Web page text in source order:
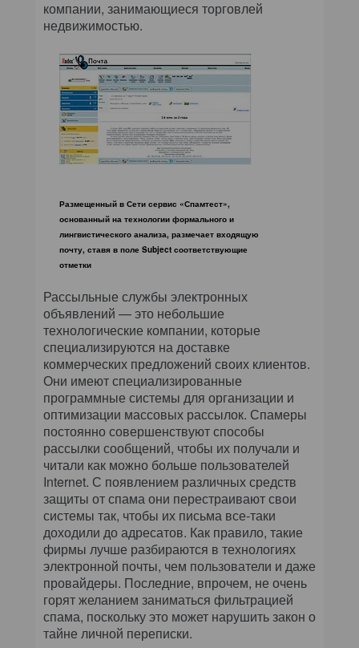
компании, занимающиеся торговлей
недвижимостью.
Размещенный в Сети сервис «Спамтест»,
основанный на технологии формального и
лингвистического анализа, размечает входящую
почту, ставя в поле Subject соответствующие
отметки
Рассыльные службы электронных
объявлений — это небольшие
технологические компании, которые
специализируются на доставке
коммерческих предложений своих клиентов.
Они имеют специализированные
программные системы для организации и
оптимизации массовых рассылок. Спамеры
постоянно совершенствуют способы
рассылки сообщений, чтобы их получали и
читали как можно больше пользователей
Internet. С появлением различных средств
защиты от спама они перестраивают свои
системы так, чтобы их письма все-таки
доходили до адресатов. Как правило, такие
фирмы лучше разбираются в технологиях
электронной почты, чем пользователи и даже
провайдеры. Последние, впрочем, не очень
горят желанием заниматься фильтрацией
спама, поскольку это может нарушить закон о
тайне личной переписки.